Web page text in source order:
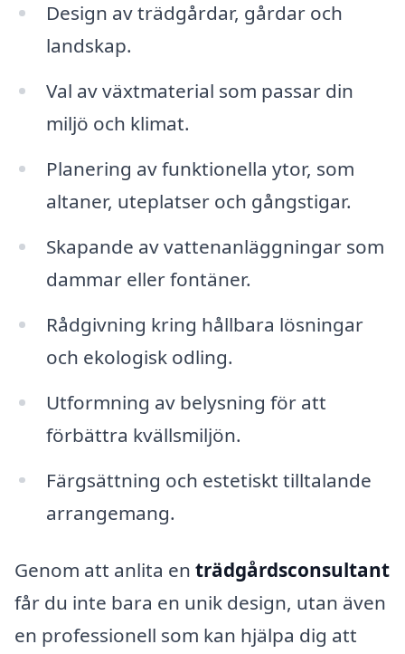
Design av trädgårdar, gårdar och
landskap.
Val av växtmaterial som passar din
miljö och klimat.
Planering av funktionella ytor, som
altaner, uteplatser och gångstigar.
Skapande av vattenanläggningar som
dammar eller fontäner.
Rådgivning kring hållbara lösningar
och ekologisk odling.
Utformning av belysning för att
förbättra kvällsmiljön.
Färgsättning och estetiskt tilltalande
arrangemang.
Genom att anlita en trädgårdsconsultant
får du inte bara en unik design, utan även
en professionell som kan hjälpa dig att